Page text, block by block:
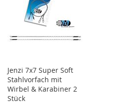
Jenzi 7x7 Super Soft
Stahlvorfach mit
Wirbel & Karabiner 2
Stück